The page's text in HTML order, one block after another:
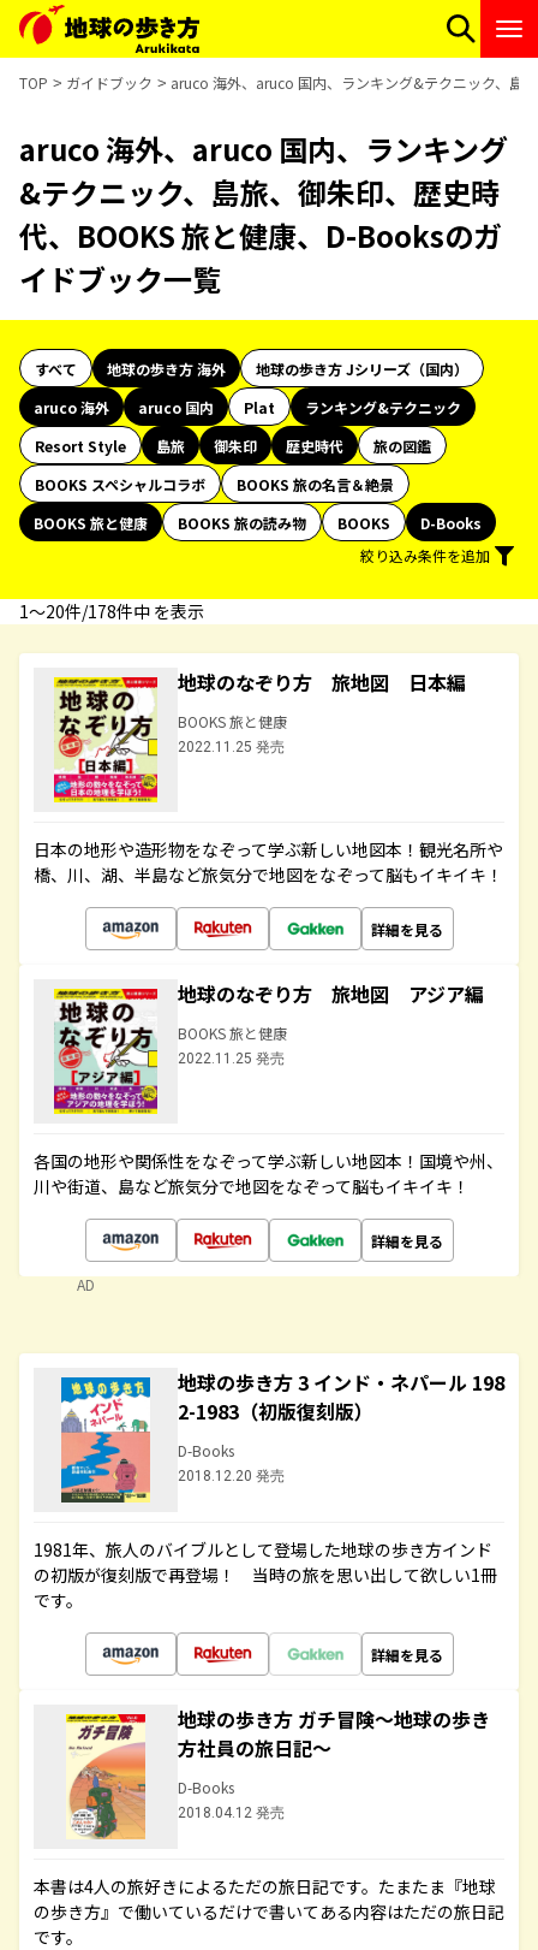
TOP ガイドブック aruco 海外、aruco 国内、ランキング&テクニック、島
aruco 海外、aruco 国内、ランキング
&テクニック、島旅、御朱印、歴史時
代、BOOKS 旅と健康、D-Booksのガ
イドブック一覧
すべて 地球の歩き方 海外
地球の歩き方 Jシリーズ（国内）
aruco 海外
aruco 国内 Plat
ランキング&テクニック
Resort Style
島旅 御朱印 歴史時代
旅の図鑑
BOOKS スペシャルコラボ
BOOKS 旅の名言＆絶景
BOOKS 旅と健康
BOOKS 旅の読み物 BOOKS
D-Books
絞り込み条件を追加
1〜20件/178件中 を表示
地球のなぞり方 旅地図 日本編
BOOKS 旅と健康
2022.11.25 発売
日本の地形や造形物をなぞって学ぶ新しい地図本！観光名所や
橋、川、湖、半島など旅気分で地図をなぞって脳もイキイキ！
詳細を見る
地球のなぞり方 旅地図 アジア編
BOOKS 旅と健康
2022.11.25 発売
各国の地形や関係性をなぞって学ぶ新しい地図本！国境や州、
川や街道、島など旅気分で地図をなぞって脳もイキイキ！
詳細を見る
AD
地球の歩き方 3 インド・ネパール 198
2-1983（初版復刻版）
D-Books
2018.12.20 発売
1981年、旅人のバイブルとして登場した地球の歩き方インド
の初版が復刻版で再登場！ 当時の旅を思い出して欲しい1冊
です。
詳細を見る
地球の歩き方 ガチ冒険～地球の歩き
方社員の旅日記～
D-Books
2018.04.12 発売
本書は4人の旅好きによるただの旅日記です。たまたま『地球
の歩き方』で働いているだけで書いてある内容はただの旅日記
です。